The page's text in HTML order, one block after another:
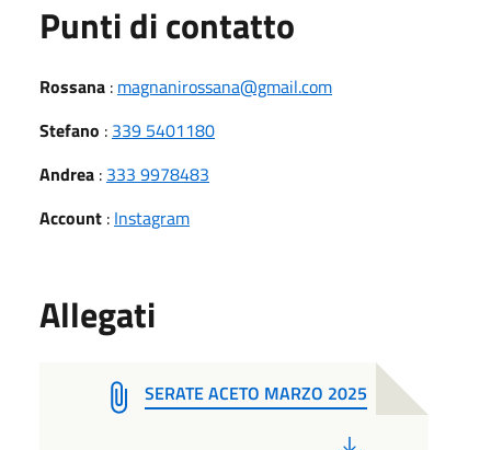
Punti di contatto
Rossana : magnanirossana@gmail.com
Stefano : 339 5401180
Andrea : 333 9978483
Account : Instagram
Allegati
SERATE ACETO MARZO 2025